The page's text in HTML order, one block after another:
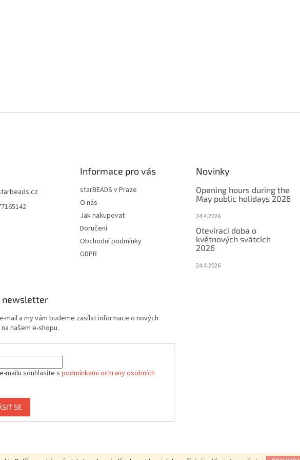
Informace pro vás
starBEADS v Praze
O nás
Jak nakupovat
Doručení
Obchodní podmínky
GDPR
Novinky
Opening hours during the
May public holidays 2026
24.4.2026
Otevírací doba o
květnových svátcích
2026
24.4.2026
newsletter
mail a my vám budeme zasílat informace o nových
našem e-shopu.
mailu souhlasíte s podmínkami ochrany osobních
SE